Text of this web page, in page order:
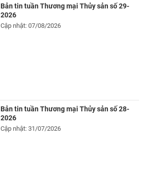
Bản tin tuần Thương mại Thủy sản số 29-
2026
Cập nhật: 07/08/2026
Bản tin tuần Thương mại Thủy sản số 28-
2026
Cập nhật: 31/07/2026